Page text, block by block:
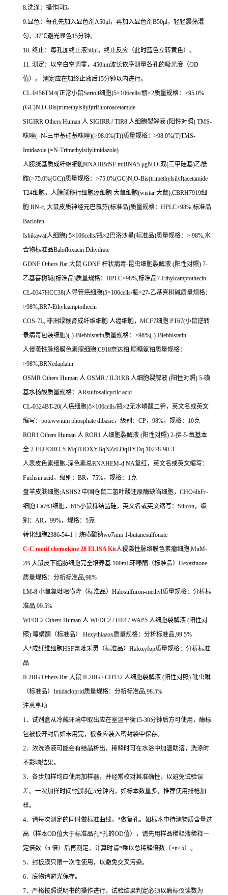
8.洗涤：操作同 5。
9.显色：每孔先加入显色剂 A50μl，再加入显色剂 B50μl，轻轻震荡混
匀， 37℃避光显色15分钟。
10. 终止：每孔加终止液50μl，终止反应（此时蓝色立转黄色）。
11. 测定：以空白空调零， 450nm波长依序测量各孔的吸光度（OD
值）。
测定应在加终止液后15分钟以内进行。
CL-0456TM4(正常小鼠Sertoli细胞)5×106cells/瓶×2质量规格： >95.0%
(GC)N,O-Bis(trimethylsilyl)trifluoroacetamide
SIGIRR Others Human 人 SIGIRR / TIR8 人细胞裂解液 (阳性对照) TMS-
咪唑(=N-三甲基硅基咪唑)(>98.0%(T))质量规格： >98.0%(T)TMS-
Imidazole (=N-Trimethylsilylimidazole)
人膀胱基质成纤维细胞RNAHBdSF miRNA5 μgN,O-双(三甲硅基)乙酰
胺(>75.0%(GC))质量规格： >75.0%(GC)N,O-Bis(trimethylsilyl)acetamide
T24细胞，人膀胱移行细胞癌细胞 大鼠细胞(wistar 大鼠),CBRH7919细
胞 RN-c, 大鼠皮质神经元巴氯芬(标准品)质量规格： HPLC>98%,标准品
Baclofen
Ishikawa(人细胞) 5×106cells/瓶×2巴洛沙星(标准品)质量规格： > 98%,水
合物标准品Balofloxacin Dihydrate
GDNF Others Rat大鼠 GDNF 杆状病毒-昆虫细胞裂解液 (阳性对照) 7-
乙基喜树碱(标准品)质量规格： HPLC>98%,标准品7-Ethylcamptothecin
CL-0347HCC38(人导管癌细胞)5×106cells/瓶×27-乙基喜树碱质量规格：
>98%,BR7-Ethylcamptothecin
COS-7L, 非洲绿猴肾成纤维细胞 人癌细胞， MCF7细胞 PT67(小鼠逆转
录病毒包装细胞)(-)-Blebbistatin质量规格： >98%(-)-Blebbistatin
人侵袭性脉络膜色素瘤细胞;C918奈达铂;顺糖氨铂质量规格：
>98%,BRNedaplatin
OSMR Others Human 人 OSMR / IL31RB 人细胞裂解液 (阳性对照) 5-磺
基水杨酸质量规格： ARsulfosalicyclic acid
CL-0324BT-20(人癌细胞)5×106cells/瓶×2无水嶙酸二钾，英文名或英文
缩写： potewwium phosphate dibasic，级别： CP， 98%，规格： 10克
ROR1 Others Human 人 ROR1 人细胞裂解液 (阳性对照) 2-拂-5-氧基本
全 2-FLUORO-5-MqTHOXYBqNZcLDqHYDq 10278-90-3
人表皮色素细胞-深色素总RNAHEM-d NA复红，英文名或英文缩写：
Fuchsin acid，级别： BR， 75%，规格： 1克
盘羊皮肤细胞;ASHS2 中国仓鼠二氢叶酸还原酶缺陷细胞， CHO/dhFr-
细胞 Ca763细胞， 615小鼠株结晶硅，英文名或英文缩写： Silicon，级
别： AR， 99%，规格： 5克
转化细胞2386-54-1 丁烷磺酸钠wo7ium 1-butanesulfonate
C-C motif chemokine 28 ELISA Kit人侵袭性脉络膜色素瘤细胞;MuM-
2B 大鼠皮下脂肪细胞完全培养基 100mL环嗪酮（标准品） Hexazinone
质量规格：分析标准品,98%
LM-8 小鼠氯吡嘧磺隆（标准品） Halosulfuron-methyl质量规格：分析标
准品,99.5%
WFDC2 Others Human 人 WFDC2 / HE4 / WAP5 人细胞裂解液 (阳性对
照) 噻螨酮（标准品） Hexythiazox质量规格：分析标准品,99.5%
人*成纤维细胞HSF氟吡禾灵（标准品） Haloxyfop质量规格：分析标准
品
IL2RG Others Rat大鼠 IL2RG / CD132 人细胞裂解液 (阳性对照) 吡虫啉
（标准品） Imidacloprid质量规格：分析标准品,98.5%
注意事项
1．试剂盒从冷藏环境中取出应在室温平衡15-30分钟后方可使用，酶标
包被板开封后如未用完，板条应装入密封袋中保存。
2．浓洗涤液可能会有结晶析出，稀释时可在水浴中加温助溶，洗涤时
不影响结果。
3．各步加样均应使用加样器，并经常校对其准确性，以避免试验误
差。一次加样时间 *控制在5分钟内，如标本数量多，推荐使用排枪加
样。
4．请每次测定的同时做标准曲线， *做复孔。如标本中待测物质含量过
高（样本OD值大于标准品孔*孔的OD值），请先用样品稀释液稀释一
定倍数（n 倍）后再测定，计算时请*乘以总稀释倍数（×n×5）。
5．封板膜只限一次性使用，以避免交叉污染。
6．底物请避光保存。
7．严格按照说明书的操作进行，试验结果判定必须以酶标仪读数为